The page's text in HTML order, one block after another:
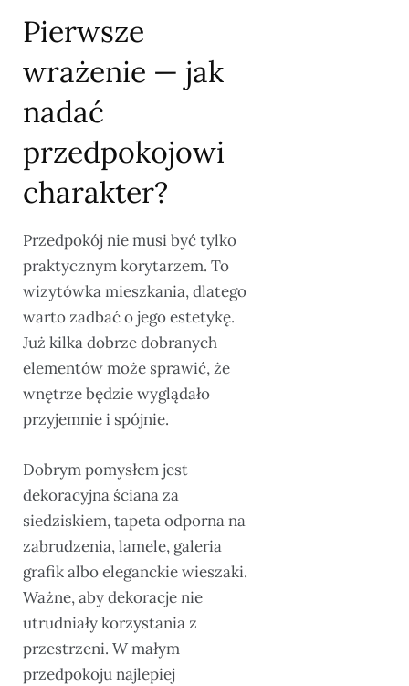
Pierwsze
wrażenie — jak
nadać
przedpokojowi
charakter?
Przedpokój nie musi być tylko
praktycznym korytarzem. To
wizytówka mieszkania, dlatego
warto zadbać o jego estetykę.
Już kilka dobrze dobranych
elementów może sprawić, że
wnętrze będzie wyglądało
przyjemnie i spójnie.
Dobrym pomysłem jest
dekoracyjna ściana za
siedziskiem, tapeta odporna na
zabrudzenia, lamele, galeria
grafik albo eleganckie wieszaki.
Ważne, aby dekoracje nie
utrudniały korzystania z
przestrzeni. W małym
przedpokoju najlepiej